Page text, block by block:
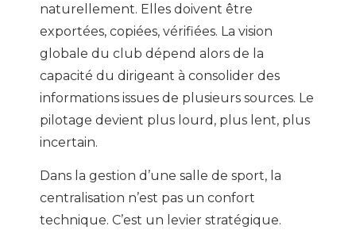
naturellement. Elles doivent être
exportées, copiées, vérifiées. La vision
globale du club dépend alors de la
capacité du dirigeant à consolider des
informations issues de plusieurs sources. Le
pilotage devient plus lourd, plus lent, plus
incertain.
Dans la gestion d’une salle de sport, la
centralisation n’est pas un confort
technique. C’est un levier stratégique.